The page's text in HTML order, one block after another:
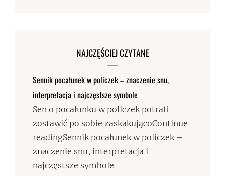
NAJCZĘŚCIEJ CZYTANE
Sennik pocałunek w policzek – znaczenie snu,
interpretacja i najczęstsze symbole
Sen o pocałunku w policzek potrafi
zostawić po sobie zaskakującoContinue
readingSennik pocałunek w policzek –
znaczenie snu, interpretacja i
najczęstsze symbole